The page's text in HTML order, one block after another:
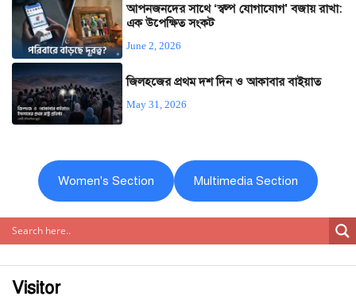
আপনজনদের সাথে ‘স্বল্প যোগাযোগ’ বজায় রাখা:
এক উপেক্ষিত সংকট
June 2, 2026
জিলহজের প্রথম দশ দিন ও আকাবার বাইয়াত
May 31, 2026
Women's Section Multimedia Section
Visitor